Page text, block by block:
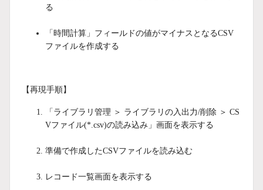
る
「時間計算」フィールドの値がマイナスとなるCSV
ファイルを作成する
【再現手順】
「ライブラリ管理 ＞ ライブラリの入出力/削除 ＞ CS
Vファイル(*.csv)の読み込み」画面を表示する
準備で作成したCSVファイルを読み込む
レコード一覧画面を表示する